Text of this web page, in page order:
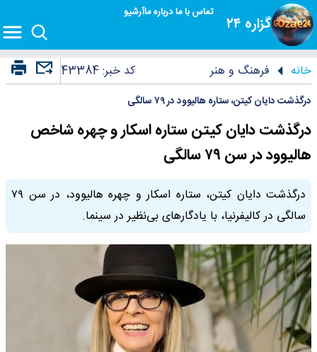
گزاره ۲۴
تماس با مادرباره ماآرشیو
خانه فرهنگ و هنر کد خبر:43384
درگذشت دایان کیتن، ستاره هالیوود در ۷۹ سالگی
درگذشت دایان کیتن ستاره اسکار و چهره شاخص
هالیوود در سن ۷۹ سالگی
درگذشت دایان کیتن، ستاره اسکار و چهره هالیوود، در سن ۷۹
سالگی در کالیفرنیا، با یادگارهای بی‌نظیر در سینما.